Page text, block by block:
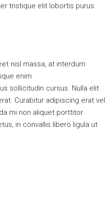
tristique elit lobortis purus
nisl massa, at interdum
enim.
sollicitudin cursus. Nulla elit
Curabitur adipiscing erat vel
mi non aliquet porttitor.
in convallis libero ligula ut